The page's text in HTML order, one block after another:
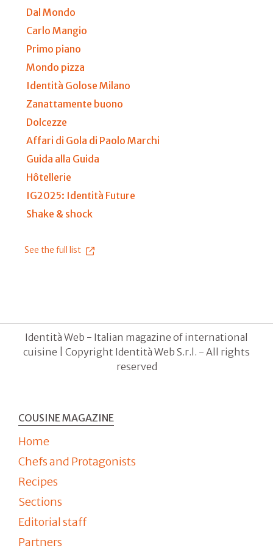
Dal Mondo
Carlo Mangio
Primo piano
Mondo pizza
Identità Golose Milano
Zanattamente buono
Dolcezze
Affari di Gola di Paolo Marchi
Guida alla Guida
Hôtellerie
IG2025: Identità Future
Shake & shock
See the full list
Identità Web - Italian magazine of international
cuisine | Copyright Identità Web S.r.l. - All rights
reserved
COUSINE MAGAZINE
Home
Chefs and Protagonists
Recipes
Sections
Editorial staff
Partners